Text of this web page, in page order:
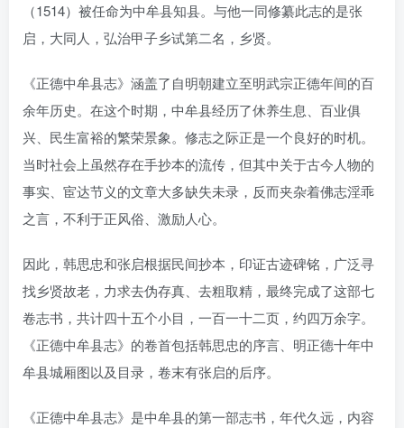
（1514）被任命为中牟县知县。与他一同修纂此志的是张
启，大同人，弘治甲子乡试第二名，乡贤。
《正德中牟县志》涵盖了自明朝建立至明武宗正德年间的百
余年历史。在这个时期，中牟县经历了休养生息、百业俱
兴、民生富裕的繁荣景象。修志之际正是一个良好的时机。
当时社会上虽然存在手抄本的流传，但其中关于古今人物的
事实、宦达节义的文章大多缺失未录，反而夹杂着佛志淫乖
之言，不利于正风俗、激励人心。
因此，韩思忠和张启根据民间抄本，印证古迹碑铭，广泛寻
找乡贤故老，力求去伪存真、去粗取精，最终完成了这部七
卷志书，共计四十五个小目，一百一十二页，约四万余字。
《正德中牟县志》的卷首包括韩思忠的序言、明正德十年中
牟县城厢图以及目录，卷末有张启的后序。
《正德中牟县志》是中牟县的第一部志书，年代久远，内容